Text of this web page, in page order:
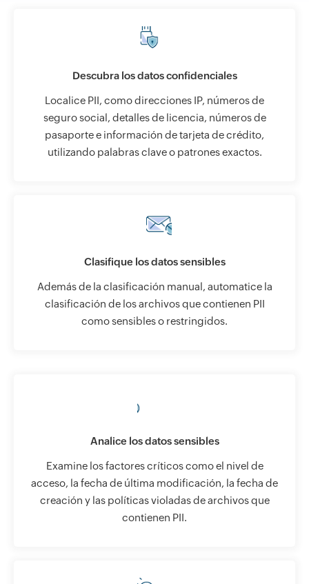
Descubra los datos confidenciales
Localice PII, como direcciones IP, números de
seguro social, detalles de licencia, números de
pasaporte e información de tarjeta de crédito,
utilizando palabras clave o patrones exactos.
Clasifique los datos sensibles
Además de la clasificación manual, automatice la
clasificación de los archivos que contienen PII
como sensibles o restringidos.
Analice los datos sensibles
Examine los factores críticos como el nivel de
acceso, la fecha de última modificación, la fecha de
creación y las políticas violadas de archivos que
contienen PII.